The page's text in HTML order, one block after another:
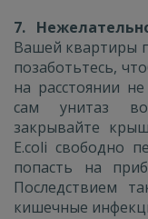
7.
Вашей квартиры
позаботьтесь,
на расстоянии
сам унитаз
закрывайте
E.coli свободно
попасть на
Последствием
кишечные